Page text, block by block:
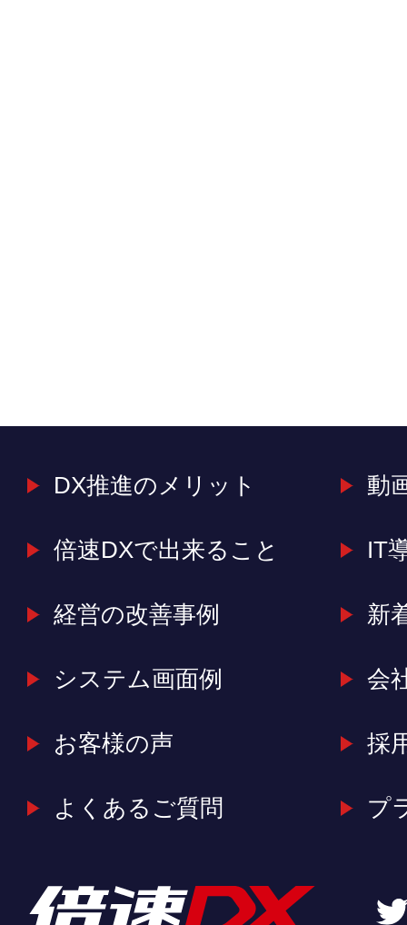
DX推進のメリット
倍速DXで出来ること
経営の改善事例
システム画面例
お客様の声
よくあるご質問
動
IT
新
会
採
プ